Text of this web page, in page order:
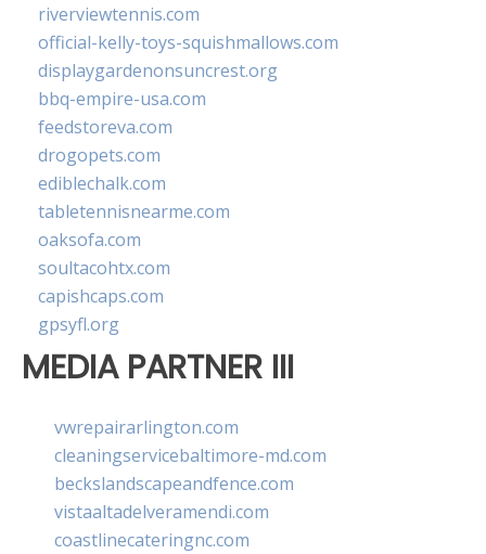
riverviewtennis.com
official-kelly-toys-squishmallows.com
displaygardenonsuncrest.org
bbq-empire-usa.com
feedstoreva.com
drogopets.com
ediblechalk.com
tabletennisnearme.com
oaksofa.com
soultacohtx.com
capishcaps.com
gpsyfl.org
MEDIA PARTNER III
vwrepairarlington.com
cleaningservicebaltimore-md.com
beckslandscapeandfence.com
vistaaltadelveramendi.com
coastlinecateringnc.com